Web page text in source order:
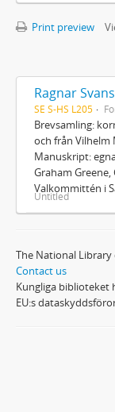
Print preview
Ragnar
SE S-HS L205
Brevsamling:
och från Vilhelm
Manuskript:
Graham
Valkommittén i
Untitled
The National Library
Contact us
Kungliga biblioteket
EU:s